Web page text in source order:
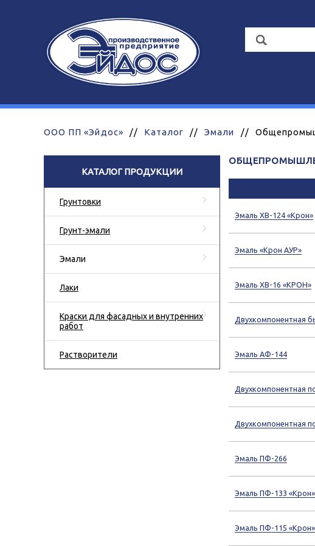
ООО ПП «Эйдос» // Каталог // Эмали //
КАТАЛОГ ПРОДУКЦИИ
Грунтовки
Грунт-эмали
Эмали
Лаки
Краски для фасадных и внутренних
работ
Растворители
Эмаль ХВ-124 «Крон»
Эмаль «Крон АУР»
Эмаль ХВ-16 «КРОН»
Двухкомпонентная
Эмаль АФ-144
Двухкомпонентная
Двухкомпонентная
Эмаль ПФ-266
Эмаль ПФ-133 «Крон»
Эмаль ПФ-115 «Крон»